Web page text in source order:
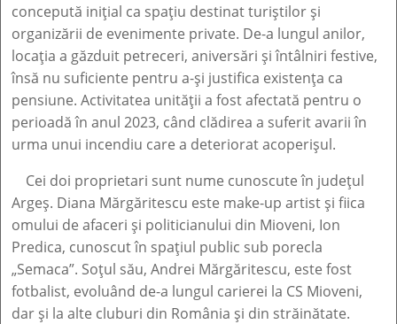
concepută inițial ca spațiu destinat turiștilor și
organizării de evenimente private. De-a lungul anilor,
locația a găzduit petreceri, aniversări și întâlniri festive,
însă nu suficiente pentru a-și justifica existența ca
pensiune. Activitatea unității a fost afectată pentru o
perioadă în anul 2023, când clădirea a suferit avarii în
urma unui incendiu care a deteriorat acoperișul.
Cei doi proprietari sunt nume cunoscute în județul
Argeș. Diana Mărgăritescu este make-up artist și fiica
omului de afaceri și politicianului din Mioveni, Ion
Predica, cunoscut în spațiul public sub porecla
„Semaca”. Soțul său, Andrei Mărgăritescu, este fost
fotbalist, evoluând de-a lungul carierei la CS Mioveni,
dar și la alte cluburi din România și din străinătate.